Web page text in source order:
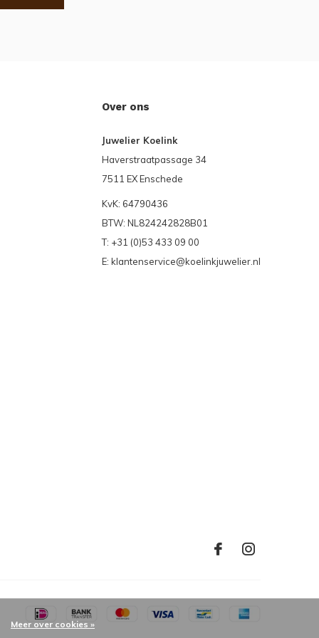
Over ons
Juwelier Koelink
Haverstraatpassage 34
7511 EX Enschede
KvK: 64790436
BTW: NL824242828B01
T: +31 (0)53 433 09 00
E: klantenservice@koelinkjuwelier.nl
Meer over cookies »